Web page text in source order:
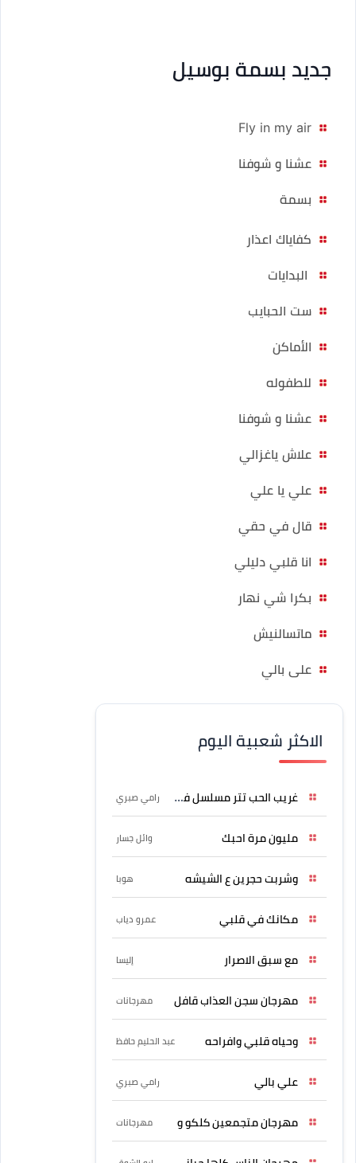
جديد بسمة بوسيل
Fly in my air
عشنا و شوفنا
بسمة
كفاياك اعذار
البدايات
ست الحبايب
الأماكن
للطفوله
عشنا و شوفنا
علاش ياغزالي
علي يا علي
قال في حقي
انا قلبي دليلي
بكرا شي نهار
ماتسالنيش
على بالي
الاكثر شعبية اليوم
غريب الحب تتر مسلسل فرصة رامي صبري
مليون مرة احبك وائل جسار
وشربت حجرين ع الشيشه هوبا
مكانك في قلبي عمرو دياب
مع سبق الاصرار إليسا
مهرجان سجن العذاب قافل مهرجانات
وحياه قلبي وافراحه عبد الحليم حافظ
علي بالي رامي صبري
مهرجان متجمعين كلكو و مهرجانات